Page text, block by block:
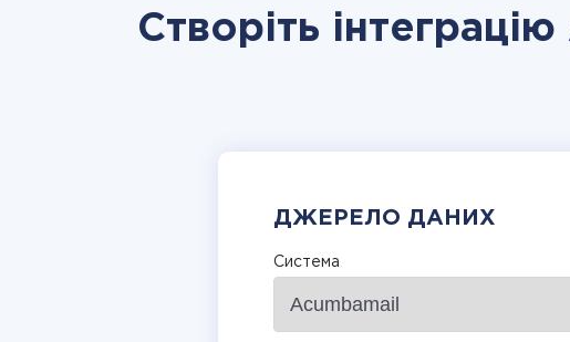
Створіть
ДЖЕРЕЛО ДАНИХ
Система